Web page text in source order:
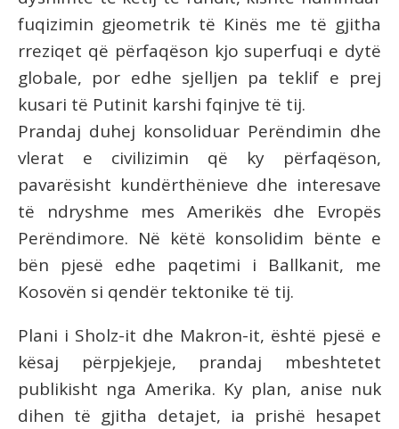
fuqizimin gjeometrik të Kinës me të gjitha
rreziqet që përfaqëson kjo superfuqi e dytë
globale, por edhe sjelljen pa teklif e prej
kusari të Putinit karshi fqinjve të tij.
Prandaj duhej konsoliduar Perëndimin dhe
vlerat e civilizimin që ky përfaqëson,
pavarësisht kundërthënieve dhe interesave
të ndryshme mes Amerikës dhe Evropës
Perëndimore. Në këtë konsolidim bënte e
bën pjesë edhe paqetimi i Ballkanit, me
Kosovën si qendër tektonike të tij.
Plani i Sholz-it dhe Makron-it, është pjesë e
kësaj përpjekjeje, prandaj mbeshtetet
publikisht nga Amerika. Ky plan, anise nuk
dihen të gjitha detajet, ia prishë hesapet